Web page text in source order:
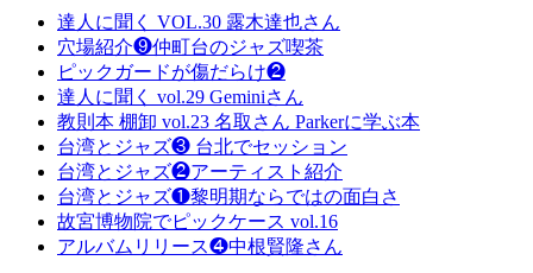
達人に聞く VOL.30 露木達也さん
穴場紹介❾仲町台のジャズ喫茶
ピックガードが傷だらけ❷
達人に聞く vol.29 Geminiさん
教則本 棚卸 vol.23 名取さん Parkerに学ぶ本
台湾とジャズ❸ 台北でセッション
台湾とジャズ❷アーティスト紹介
台湾とジャズ❶黎明期ならではの面白さ
故宮博物院でピックケース vol.16
アルバムリリース❹中根賢隆さん